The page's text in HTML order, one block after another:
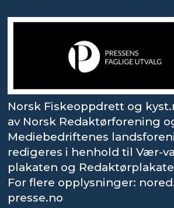
Norsk Fiskeoppdrett og
av Norsk Redaktørforening
Mediebedriftenes
redigeres i henhold til Vær-
plakaten og
For flere opplysninger:
presse.no